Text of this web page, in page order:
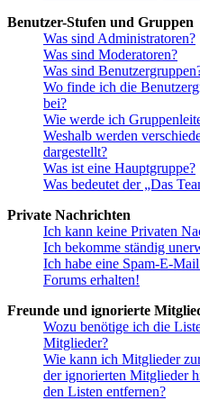
Benutzer-Stufen und Gruppen
Was sind Administratoren?
Was sind Moderatoren?
Was sind
Wo finde ich die
bei?
Wie werde ich
Weshalb werden
dargestellt?
Was ist eine Hauptgruppe?
Was bedeutet der „Das
Private Nachrichten
Ich kann keine Privaten
Ich bekomme ständig
Ich habe eine Spam-E-
Forums erhalten!
Freunde und ignorierte
Wozu benötige ich die
Mitglieder?
Wie kann ich Mitglieder
der ignorierten Mitglieder
den Listen entfernen?